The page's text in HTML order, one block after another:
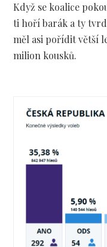
Když se koalice
ti hoří barák a ty
měl asi pořídit větší
milion kousků.